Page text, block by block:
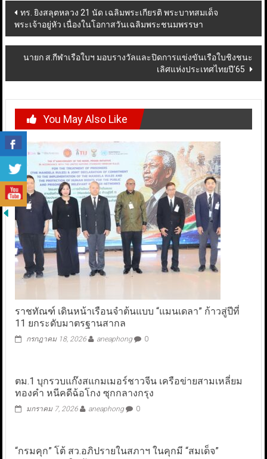
Post
navigation
ทร. ยิงสลุตหลวง 21 นัด เฉลิมพระเกียรติ พระบาทสมเด็จ
พระเจ้าอยู่หัว เนื่องในโอกาสวันเฉลิมพระชนมพรรษา
นายก ส.กีฬาเรือใบฯ มอบรางวัลและปิดการแข่งขันเรือใบชิงชนะ
เลิศแห่งประเทศไทยปี’65
You May Also Like
ราชทัณฑ์ เดินหน้าเรือนจำต้นแบบ “แมนเดลา” ก้าวสู่ปีที่
11 ยกระดับมาตรฐานสากล
กรกฎาคม 18, 2026 aneaphong 0
ตม.1 บุกรวบแก๊งสแกมเมอร์ชาวจีน เครือข่ายสามเหลี่ยม
ทองคำ หนีคดีฉ้อโกง ซุกกลางกรุง
มกราคม 7, 2026 aneaphong 0
“กรมคุก” โต้ สว.อภิปรายในสภาฯ ในคุกมี “สมเด็จ”